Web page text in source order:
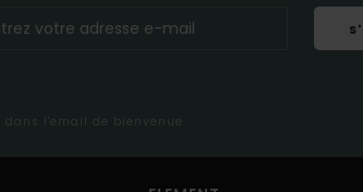
l'email de bienvenue